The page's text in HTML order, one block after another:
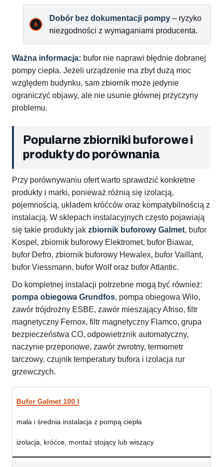
Dobór bez dokumentacji pompy – ryzyko
niezgodności z wymaganiami producenta.
Ważna informacja: bufor nie naprawi błędnie dobranej
pompy ciepła. Jeżeli urządzenie ma zbyt dużą moc
względem budynku, sam zbiornik może jedynie
ograniczyć objawy, ale nie usunie głównej przyczyny
problemu.
Popularne zbiorniki buforowe i
produkty do porównania
Przy porównywaniu ofert warto sprawdzić konkretne
produkty i marki, ponieważ różnią się izolacją,
pojemnością, układem króćców oraz kompatybilnością z
instalacją. W sklepach instalacyjnych często pojawiają
się takie produkty jak zbiornik buforowy Galmet, bufor
Kospel, zbiornik buforowy Elektromet, bufor Biawar,
bufor Defro, zbiornik buforowy Hewalex, bufor Vaillant,
bufor Viessmann, bufor Wolf oraz bufor Atlantic.
Do kompletnej instalacji potrzebne mogą być również:
pompa obiegowa Grundfos, pompa obiegowa Wilo,
zawór trójdrożny ESBE, zawór mieszający Afriso, filtr
magnetyczny Fernox, filtr magnetyczny Flamco, grupa
bezpieczeństwa CO, odpowietrznik automatyczny,
naczynie przeponowe, zawór zwrotny, termometr
tarczowy, czujnik temperatury bufora i izolacja rur
grzewczych.
Bufor Galmet 100 l
mała i średnia instalacja z pompą ciepła
izolacja, króćce, montaż stojący lub wiszący